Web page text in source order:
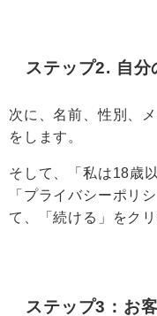
ステップ2. 自分
次に、名前、性別、
をします。
そして、「私は18歳
「プライバシーポリ
て、「続ける」をク
ステップ3：お